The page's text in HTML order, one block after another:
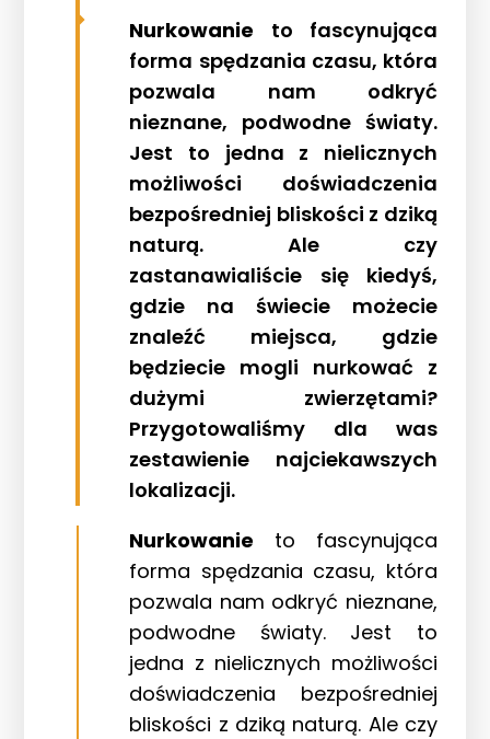
Nurkowanie to fascynująca
forma spędzania czasu, która
pozwala nam odkryć
nieznane, podwodne światy.
Jest to jedna z nielicznych
możliwości doświadczenia
bezpośredniej bliskości z dziką
naturą. Ale czy
zastanawialiście się kiedyś,
gdzie na świecie możecie
znaleźć miejsca, gdzie
będziecie mogli nurkować z
dużymi zwierzętami?
Przygotowaliśmy dla was
zestawienie najciekawszych
lokalizacji.
Nurkowanie to fascynująca
forma spędzania czasu, która
pozwala nam odkryć nieznane,
podwodne światy. Jest to
jedna z nielicznych możliwości
doświadczenia bezpośredniej
bliskości z dziką naturą. Ale czy